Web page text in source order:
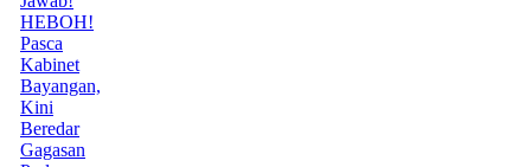
HEBOH!
Pasca
Kabinet
Bayangan,
Kini
Beredar
Gagasan